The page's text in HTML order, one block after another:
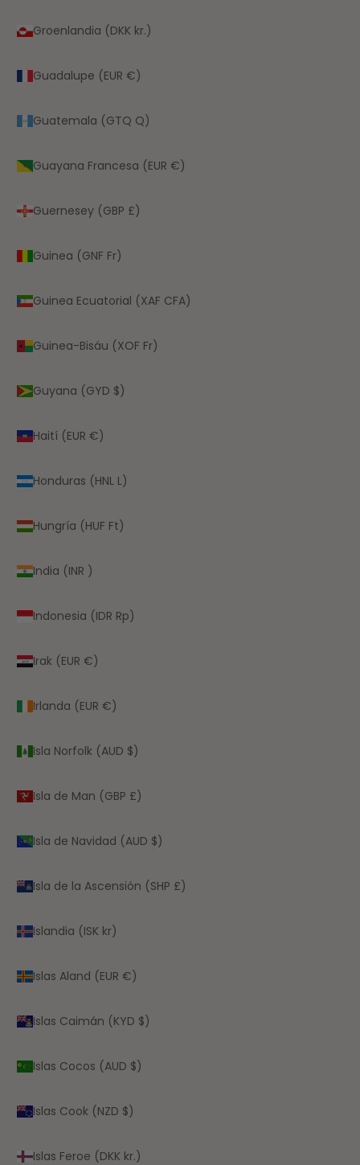
Groenlandia (DKK kr.)
Guadalupe (EUR €)
Guatemala (GTQ Q)
Guayana Francesa (EUR €)
Guernesey (GBP £)
Guinea (GNF Fr)
Guinea Ecuatorial (XAF CFA)
Guinea-Bisáu (XOF Fr)
Guyana (GYD $)
Haití (EUR €)
Honduras (HNL L)
Hungría (HUF Ft)
India (INR ₹)
Indonesia (IDR Rp)
Irak (EUR €)
Irlanda (EUR €)
Isla Norfolk (AUD $)
Isla de Man (GBP £)
Isla de Navidad (AUD $)
Isla de la Ascensión (SHP £)
Islandia (ISK kr)
Islas Aland (EUR €)
Islas Caimán (KYD $)
Islas Cocos (AUD $)
Islas Cook (NZD $)
Islas Feroe (DKK kr.)